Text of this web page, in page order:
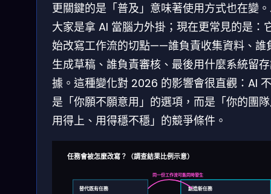
更關鍵的是「普及」意味著使用方式也在變
大家是拿 AI 當腦力外掛；現在更常見的是：
始改寫工作流的切點——誰負責收集資料、誰
生成草稿、誰負責審核、最後用什麼系統留
據。這種變化對 2026 的影響會很直觀：AI
是「你願不願意用」的選項，而是「你的團
用得上、用得穩不穩」的競爭條件。
任務會被怎麼改寫？（調查結果比例示意）
替代既有任務 創造新任務
同一份工作流可能同時發生